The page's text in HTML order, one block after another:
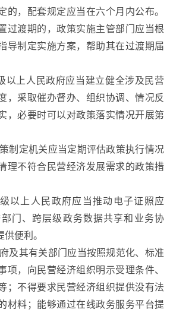
的，配套规定应当在六个月内公布。
过渡期的，政策实施主管部门应当根
导制定实施方案，帮助其在过渡期届
以上人民政府应当建立健全涉及民营
，采取催办督办、组织协调、情况反
，必要时可以对政策落实情况开展第
制定机关应当定期评估政策执行情况
理不符合民营经济发展需求的政策措
以上人民政府应当推动电子证照应
门、跨层级政务数据共享和业务协
便利。
及其有关部门应当按照规范化、标准
项，向民营经济组织明示受理条件、
；不得要求民营经济组织提供没有法
材料；能够通过在线政务服务平台提